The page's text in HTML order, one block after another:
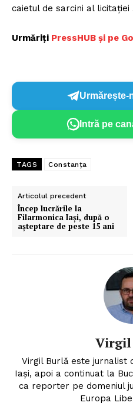
caietul de sarcini al
Urmăriți PressHUB și pe
Urmărește-
Intră pe
TAGS Constanța
Articolul precedent
Încep lucrările la
Filarmonica Iași, după o
aşteptare de peste 15 ani
Virgil
Virgil Burlă este jurnalist
Iași, apoi a continuat la
ca reporter pe domeniul
Europa